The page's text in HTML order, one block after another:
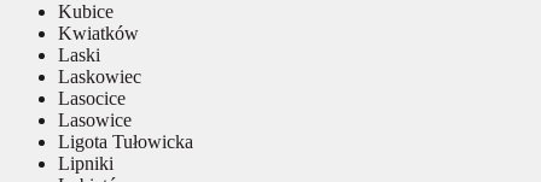
Kubice
Kwiatków
Laski
Laskowiec
Lasocice
Lasowice
Ligota Tułowicka
Lipniki